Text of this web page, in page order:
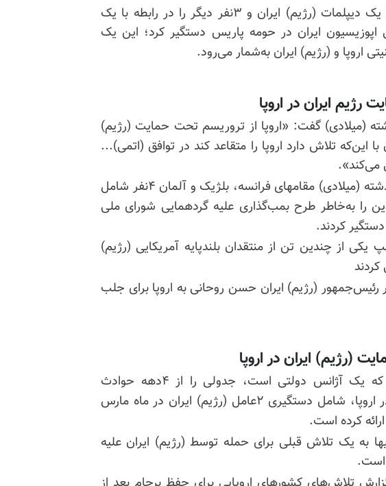
در اواخر ژوئن، پلیس در ۳کشور اروپا یک دیپلمات (رژیم) ایران و ۳نفر دیگر را در رابطه با یک
ایران در حومه پاریس دستگیر کرد؛ این یک
اروپا و (رژیم) ایران به‌شمار می‌رود.
ایران در اروپا
(میلادی) گفت: «اروپا از تروریسم تحت حمایت (رژیم)
این‌که تلاش دارد اروپا را متقاعد کند در توافق (اتمی)...
می‌کند».
ماه گذشته (میلادی) مقامهای فرانسه، بلژیک و آلمان ۴نفر شامل
را به‌خاطر طرح بمب‌گذاری علیه گردهمایی شورای ملی
از چندین تن از منتقدان بلندپایه آمریکایی (رژیم)
(رژیم) ایران حسن روحانی به اروپا برای جلب
مرکز ملی ضدتروریسم ایالات متحده که یک آژانس دولتی است، جدولی را از ۴دهه حوادث
تروریستی تحت حمایت (رژیم) ایران در اروپا، شامل دستگیری ۲عامل (رژیم) ایران در ماه مارس
کرده است.
به یک تلاش قبلی برای حمله توسط (رژیم) ایران علیه
است.